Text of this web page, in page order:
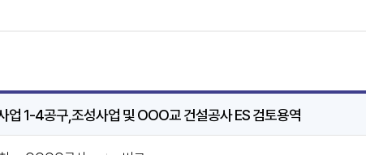
업 1-4공구,조성사업 및 OOO교 건설공사 ES 검토용역